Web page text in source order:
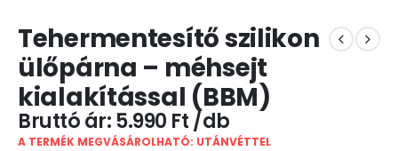
Tehermentesítő szilikon
ülőpárna – méhsejt
kialakítással (BBM)
5.990 Ft
A TERMÉK MEGVÁSÁROLHATÓ: UTÁNVÉTTEL